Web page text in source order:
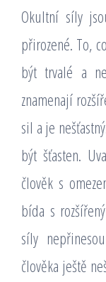
Okultní síly
přirozené. To,
být trvalé a
znamenají
sil a je
být šťasten.
člověk s
bída s
síly
člověka ještě